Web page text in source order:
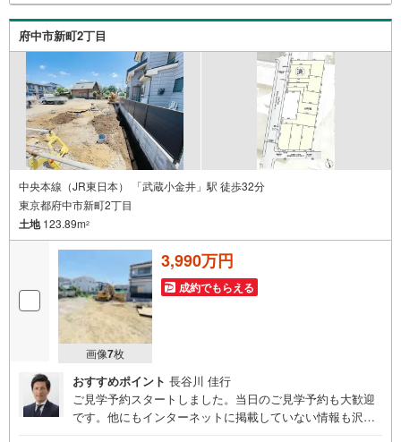
おむつ替えベッド、アンパンマンジュースなどを完備して
おりますので、お子様連れでもお気軽にお越し下さい。
府中市新町2丁目
中央本線（JR東日本） 「武蔵小金井」駅 徒歩32分
東京都府中市新町2丁目
土地123.89m2
画像7枚
3,990万円
成約でもらえる
おすすめポイント 長谷川 佳行
ご見学予約スタートしました。当日のご見学予約も大歓迎
です。他にもインターネットに掲載していない情報も沢山